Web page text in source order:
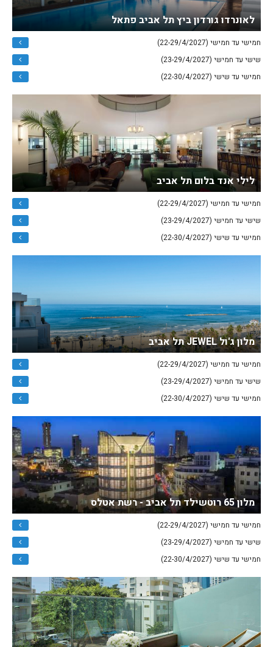
לאונרדו גורדון ביץ תל אביב פתאל
חמישי עד חמישי (22-29/4/2027)
שישי עד חמישי (23-29/4/2027)
חמישי עד שישי (22-30/4/2027)
לילי אנד בלום תל אביב
חמישי עד חמישי (22-29/4/2027)
שישי עד חמישי (23-29/4/2027)
חמישי עד שישי (22-30/4/2027)
מלון ג'ול JEWEL תל אביב
חמישי עד חמישי (22-29/4/2027)
שישי עד חמישי (23-29/4/2027)
חמישי עד שישי (22-30/4/2027)
מלון 65 רוטשילד תל אביב - רשת אטלס
חמישי עד חמישי (22-29/4/2027)
שישי עד חמישי (23-29/4/2027)
חמישי עד שישי (22-30/4/2027)